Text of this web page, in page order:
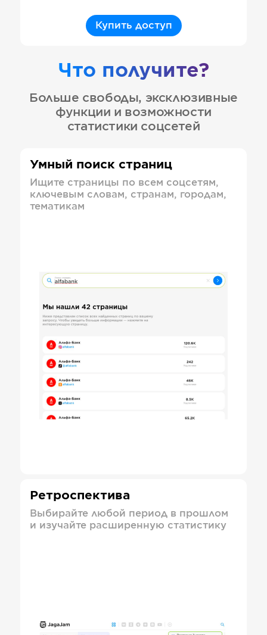
Купить доступ
Что получите?
Больше свободы, эксклюзивные
функции и возможности
статистики соцсетей
Умный поиск страниц
Ищите страницы по всем соцсетям,
ключевым словам, странам, городам,
тематикам
Ретроспектива
Выбирайте любой период в прошлом
и изучайте расширенную статистику